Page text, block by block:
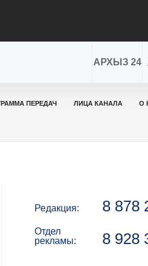
АРХЫЗ 24
ПЕРЕДАЧ ЛИЦА КАНАЛА О
Редакция: 8 878
Отдел
рекламы:
8 928